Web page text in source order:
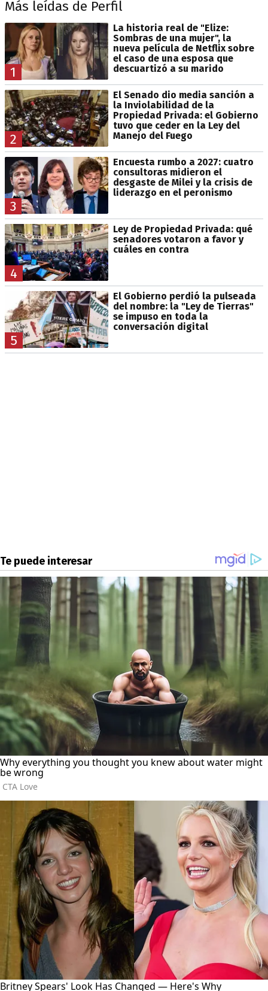
Más leídas de Perfil
1
La historia real de "Elize:
Sombras de una mujer", la
nueva película de Netflix sobre
el caso de una esposa que
descuartizó a su marido
2
El Senado dio media sanción a
la Inviolabilidad de la
Propiedad Privada: el Gobierno
tuvo que ceder en la Ley del
Manejo del Fuego
3
Encuesta rumbo a 2027: cuatro
consultoras midieron el
desgaste de Milei y la crisis de
liderazgo en el peronismo
4
Ley de Propiedad Privada: qué
senadores votaron a favor y
cuáles en contra
5
El Gobierno perdió la pulseada
del nombre: la "Ley de Tierras"
se impuso en toda la
conversación digital